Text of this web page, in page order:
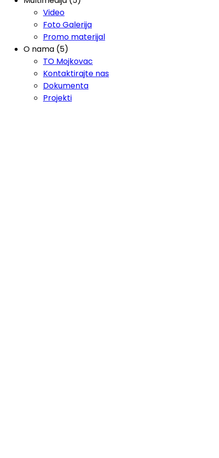
Video
Foto Galerija
Promo materijal
O nama (5)
TO Mojkovac
Kontaktirajte nas
Dokumenta
Projekti